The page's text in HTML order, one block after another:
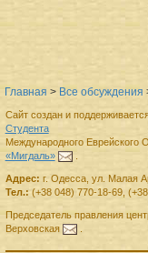
Главная > Все обсуждения
Сайт создан и
Студента
Международного Еврейского
«Мигдаль»
.
Адрес: г. Одесса, ул. Малая
Тел.: (+38 048) 770-18-69,
Председатель правления
Верховская
.